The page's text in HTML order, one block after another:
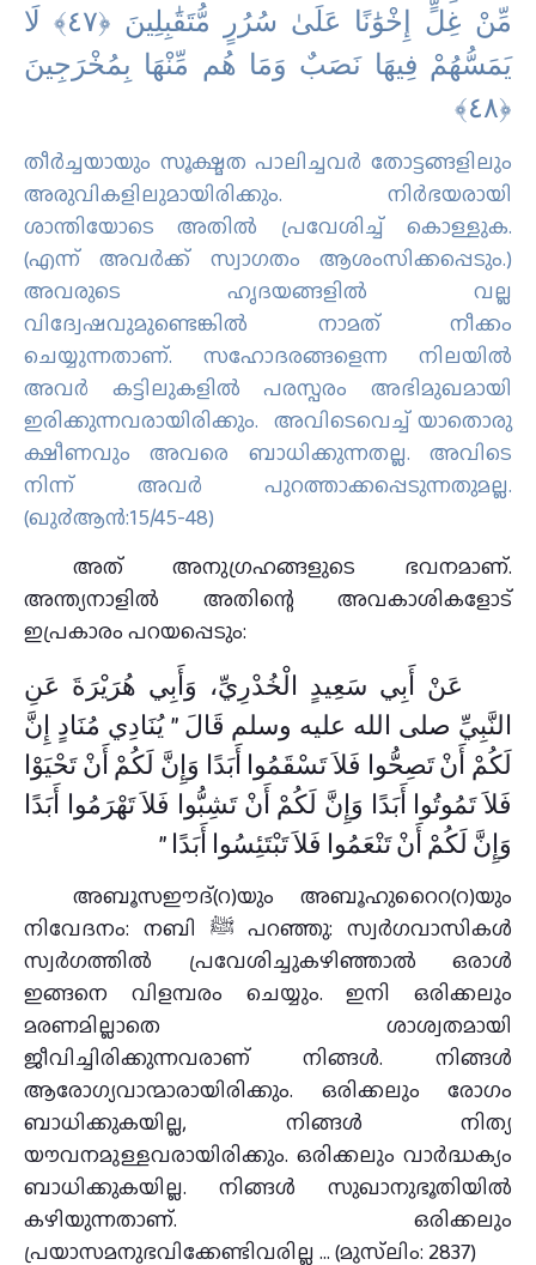
مِّنْ غِلٍّ إِخْوَٰنًا عَلَىٰ سُرُرٍ مُّتَقَٰبِلِينَ ‎﴿٤٧﴾‏ لَا
يَمَسُّهُمْ فِيهَا نَصَبٌ وَمَا هُم مِّنْهَا بِمُخْرَجِينَ
തീര്‍ച്ചയായും സൂക്ഷ്മത പാലിച്ചവര്‍ തോട്ടങ്ങളിലും
അരുവികളിലുമായിരിക്കും. നിര്‍ഭയരായി
ശാന്തിയോടെ അതില്‍ പ്രവേശിച്ച് കൊള്ളുക.
(എന്ന് അവര്‍ക്ക് സ്വാഗതം ആശംസിക്കപ്പെടും.)
അവരുടെ ഹൃദയങ്ങളില്‍ വല്ല
വിദ്വേഷവുമുണ്ടെങ്കില്‍ നാമത് നീക്കം
ചെയ്യുന്നതാണ്‌. സഹോദരങ്ങളെന്ന നിലയില്‍
അവര്‍ കട്ടിലുകളില്‍ പരസ്പരം അഭിമുഖമായി
ഇരിക്കുന്നവരായിരിക്കും. അവിടെവെച്ച് യാതൊരു
ക്ഷീണവും അവരെ ബാധിക്കുന്നതല്ല. അവിടെ
നിന്ന് അവര്‍ പുറത്താക്കപ്പെടുന്നതുമല്ല.
(ഖു൪ആന്‍:15/45-48)
അത് അനുഗ്രഹങ്ങളുടെ ഭവനമാണ്.
അന്ത്യനാളിൽ അതിന്റെ അവകാശികളോട്
ഇപ്രകാരം പറയപ്പെടും:
عَنْ أَبِي سَعِيدٍ الْخُدْرِيِّ، وَأَبِي هُرَيْرَةَ عَنِ
النَّبِيِّ صلى الله عليه وسلم قَالَ ‏”‏ يُنَادِي مُنَادٍ إِنَّ
لَكُمْ أَنْ تَصِحُّوا فَلاَ تَسْقَمُوا أَبَدًا وَإِنَّ لَكُمْ أَنْ تَحْيَوْا
فَلاَ تَمُوتُوا أَبَدًا وَإِنَّ لَكُمْ أَنْ تَشِبُّوا فَلاَ تَهْرَمُوا أَبَدًا
وَإِنَّ لَكُمْ أَنْ تَنْعَمُوا فَلاَ تَبْتَئِسُوا أَبَدًا ‏”‏
അബൂസഈദ്(റ)യും അബൂഹുറൈറ(റ)യും
നിവേദനം: നബി ﷺ പറഞ്ഞു: സ്വർഗവാസികൾ
സ്വർഗത്തിൽ പ്രവേശിച്ചുകഴിഞ്ഞാൽ ഒരാൾ
ഇങ്ങനെ വിളമ്പരം ചെയ്യും. ഇനി ഒരിക്കലും
മരണമില്ലാതെ ശാശ്വതമായി
ജീവിച്ചിരിക്കുന്നവരാണ് നിങ്ങൾ. നിങ്ങൾ
ആരോഗ്യവാന്മാരായിരിക്കും. ഒരിക്കലും രോഗം
ബാധിക്കുകയില്ല, നിങ്ങൾ നിത്യ
യൗവനമുള്ളവരായിരിക്കും. ഒരിക്കലും വാർദ്ധക്യം
ബാധിക്കുകയില്ല. നിങ്ങൾ സുഖാനുഭൂതിയിൽ
കഴിയുന്നതാണ്. ഒരിക്കലും
പ്രയാസമനുഭവിക്കേണ്ടിവരില്ല … (മുസ്‌ലിം: 2837)